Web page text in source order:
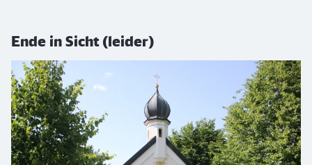
Ende in Sicht (leider)